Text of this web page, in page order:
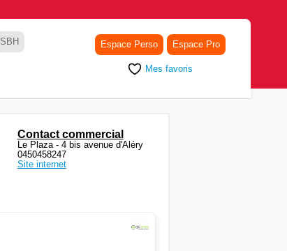
SBH Espace Perso Espace Pro
Mes favoris
Contact commercial
Le Plaza - 4 bis avenue d'Aléry
0450458247
Site internet